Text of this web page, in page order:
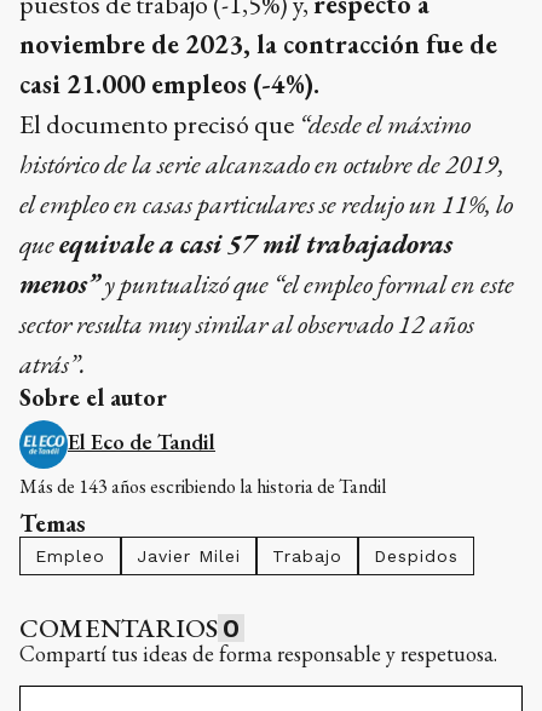
noviembre de 2023, la contracción fue de
casi 21.000 empleos (-4%).
El documento precisó que “desde el máximo
histórico de la serie alcanzado en octubre de 2019,
el empleo en casas particulares se redujo un 11%, lo
queequivale a casi 57 mil trabajadoras
menos”y puntualizó que “el empleo formal en este
sector resulta muy similar al observado 12 años
atrás”.
Sobre el autor
El Eco de Tandil
Más de 143 años escribiendo la historia de Tandil
Temas
Empleo Javier Milei Trabajo Despidos
COMENTARIOS 0
Compartí tus ideas de forma responsable y respetuosa.